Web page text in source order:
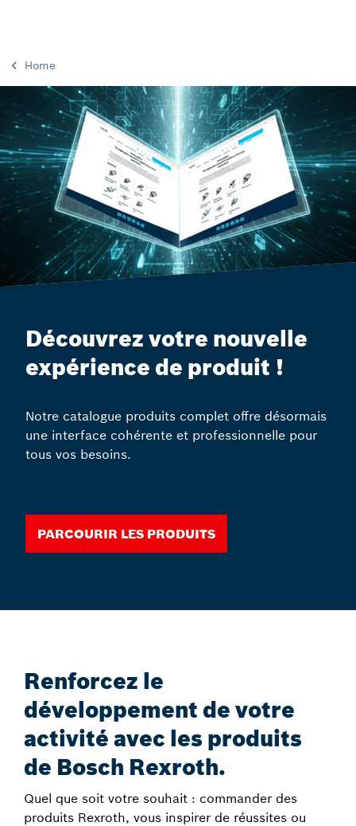
Home
Découvrez votre nouvelle
expérience de produit !
Notre catalogue produits complet offre désormais
une interface cohérente et professionnelle pour
tous vos besoins.
Parcourir les produits
Renforcez le
développement de votre
activité avec les produits
de Bosch Rexroth.
Quel que soit votre souhait : commander des
produits Rexroth, vous inspirer de réussites ou